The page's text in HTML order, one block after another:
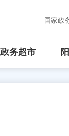
国家政
政务超市